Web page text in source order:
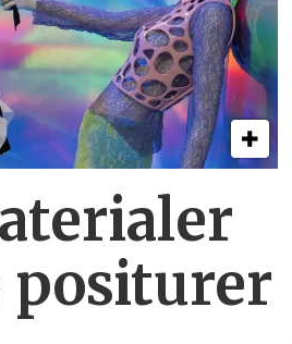
positurer